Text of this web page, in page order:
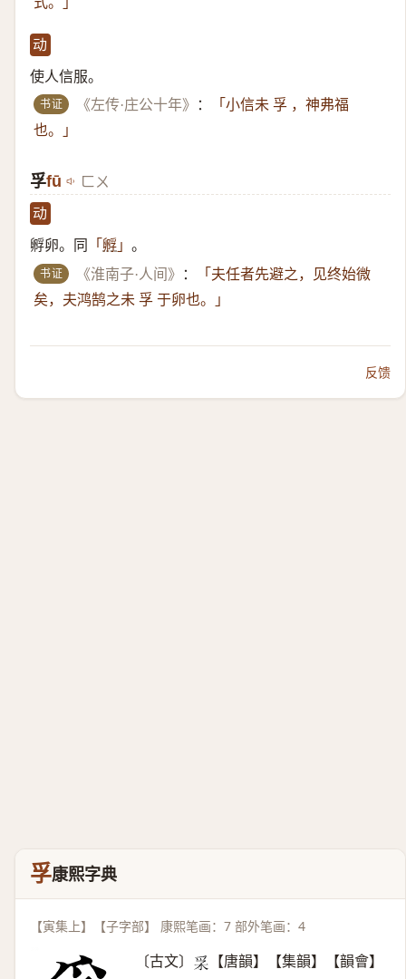
动
使人信服。
书证 《左传·庄公十年》 ：
「小信未 孚 ，神弗福
也。」
孚fū ㄈㄨ
动
孵卵。同 「 孵 」 。
书证 《淮南子·人间》 ：
「夫任者先避之，见终始微
矣，夫鸿鹄之未 孚 于卵也。」
反馈
孚康熙字典
【寅集上】【子字部】 康熙笔画：7 部外笔画：4
〔古文〕 𤓽
【唐韻】【集韻】【韻會】